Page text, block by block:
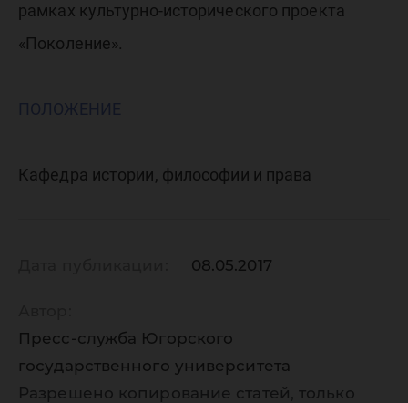
рамках культурно-исторического проекта
«Поколение».
ПОЛОЖЕНИЕ
Кафедра истории, философии и права
08.05.2017
Пресс-служба Югорского
государственного университета
Разрешено копирование статей, только